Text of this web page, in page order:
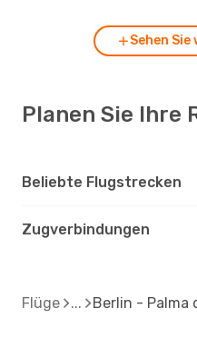
Sehen
Planen Sie Ihre
Beliebte Flugstrecken
Zugverbindungen
Flüge Berlin - Palma